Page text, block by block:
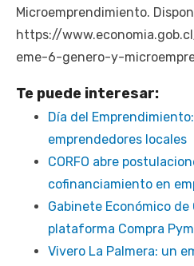
Microemprendimiento.
https://
eme-6-genero-y-
Te puede interesar:
Día del
emprendedores locales
CORFO abre
cofinanciamiento en
Gabinete Económico de
plataforma Compra
Vivero La Palmera: un